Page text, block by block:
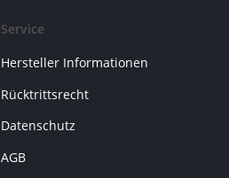
Service
Hersteller Informationen
Rücktrittsrecht
Datenschutz
AGB